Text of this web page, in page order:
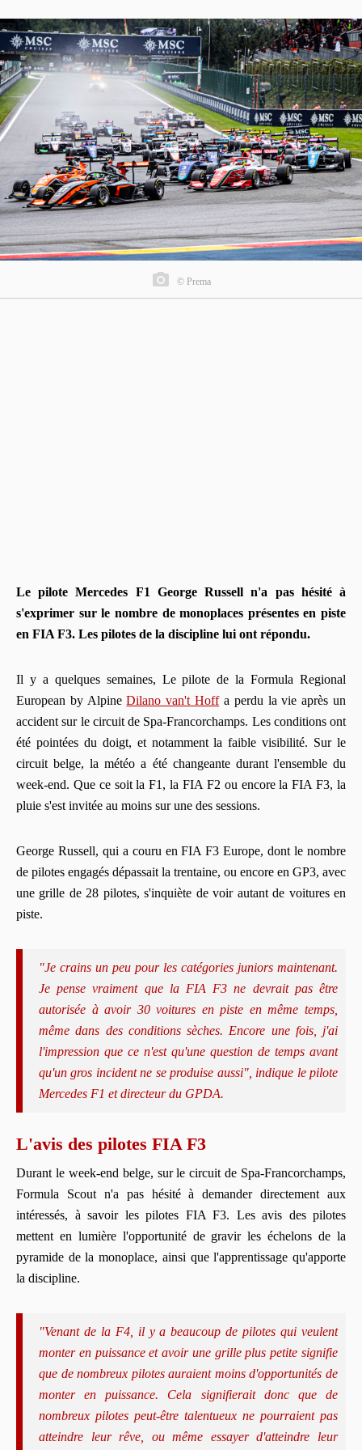
© Prema
Le pilote Mercedes F1 George Russell n'a pas hésité à
s'exprimer sur le nombre de monoplaces présentes en piste
en FIA F3. Les pilotes de la discipline lui ont répondu.
Il y a quelques semaines, Le pilote de la Formula Regional
European by AlpineDilano van't Hoffa perdu la vie après un
accident sur le circuit de Spa-Francorchamps. Les conditions ont
été pointées du doigt, et notamment la faible visibilité. Sur le
circuit belge, la météo a été changeante durant l'ensemble du
week-end. Que ce soit la F1, la FIA F2 ou encore la FIA F3, la
pluie s'est invitée au moins sur une des sessions.
George Russell, qui a couru en FIA F3 Europe, dont le nombre
de pilotes engagés dépassait la trentaine, ou encore en GP3, avec
une grille de 28 pilotes, s'inquiète de voir autant de voitures en
piste.
"Je crains un peu pour les catégories juniors maintenant.
Je pense vraiment que la FIA F3 ne devrait pas être
autorisée à avoir 30 voitures en piste en même temps,
même dans des conditions sèches. Encore une fois, j'ai
l'impression que ce n'est qu'une question de temps avant
qu'un gros incident ne se produise aussi", indique le pilote
Mercedes F1 et directeur du GPDA.
L'avis des pilotes FIA F3
Durant le week-end belge, sur le circuit de Spa-Francorchamps,
Formula Scout n'a pas hésité à demander directement aux
intéressés, à savoir les pilotes FIA F3. Les avis des pilotes
mettent en lumière l'opportunité de gravir les échelons de la
pyramide de la monoplace, ainsi que l'apprentissage qu'apporte
la discipline.
"Venant de la F4, il y a beaucoup de pilotes qui veulent
monter en puissance et avoir une grille plus petite signifie
que de nombreux pilotes auraient moins d'opportunités de
monter en puissance. Cela signifierait donc que de
nombreux pilotes peut-être talentueux ne pourraient pas
atteindre leur rêve, ou même essayer d'atteindre leur